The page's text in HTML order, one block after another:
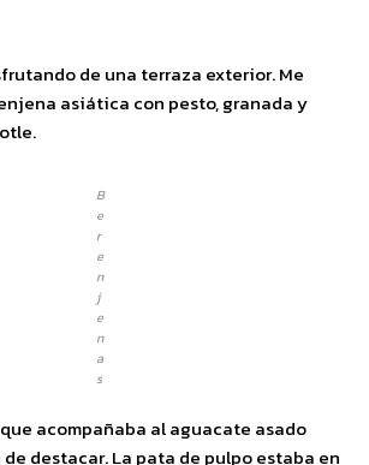
de una terraza exterior. Me
asiática con pesto, granada y
B
e
r
e
n
j
e
n
a
s
acompañaba al aguacate asado
destacar. La pata de pulpo estaba en